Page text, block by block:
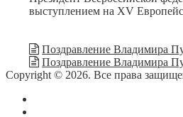
выступлением на XV
Поздравление Владимира
Поздравление Владимира
Copyright © 2026. Все права